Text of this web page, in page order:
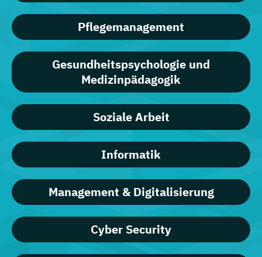
Pflegemanagement
Gesundheitspsychologie und
Medizinpädagogik
Soziale Arbeit
Informatik
Management & Digitalisierung
Cyber Security